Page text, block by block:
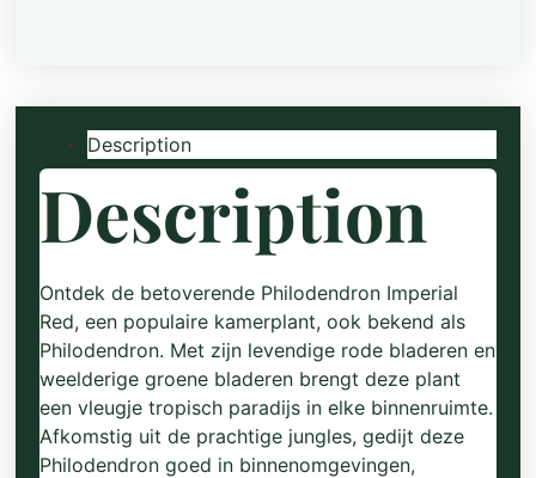
Description
Description
Ontdek de betoverende Philodendron Imperial
Red, een populaire kamerplant, ook bekend als
Philodendron. Met zijn levendige rode bladeren en
weelderige groene bladeren brengt deze plant
een vleugje tropisch paradijs in elke binnenruimte.
Afkomstig uit de prachtige jungles, gedijt deze
Philodendron goed in binnenomgevingen,